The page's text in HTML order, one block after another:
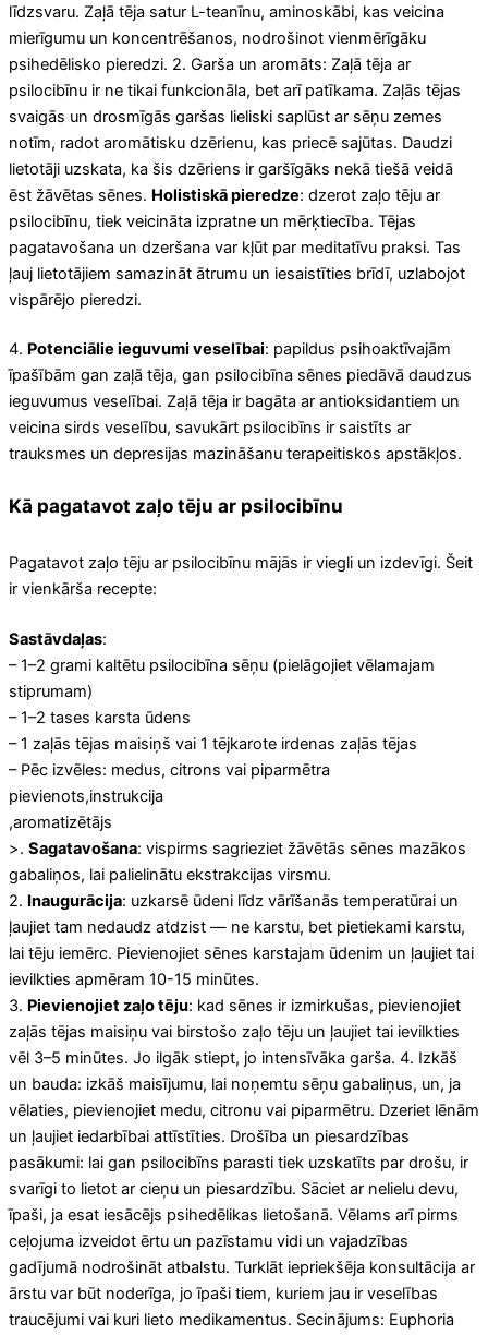
līdzsvaru. Zaļā tēja satur L-teanīnu, aminoskābi, kas veicina
mierīgumu un koncentrēšanos, nodrošinot vienmērīgāku
psihedēlisko pieredzi. 2. Garša un aromāts: Zaļā tēja ar
psilocibīnu ir ne tikai funkcionāla, bet arī patīkama. Zaļās tējas
svaigās un drosmīgās garšas lieliski saplūst ar sēņu zemes
notīm, radot aromātisku dzērienu, kas priecē sajūtas. Daudzi
lietotāji uzskata, ka šis dzēriens ir garšīgāks nekā tiešā veidā
ēst žāvētas sēnes. Holistiskā pieredze: dzerot zaļo tēju ar
psilocibīnu, tiek veicināta izpratne un mērķtiecība. Tējas
pagatavošana un dzeršana var kļūt par meditatīvu praksi. Tas
ļauj lietotājiem samazināt ātrumu un iesaistīties brīdī, uzlabojot
vispārējo pieredzi.
4. Potenciālie ieguvumi veselībai: papildus psihoaktīvajām
īpašībām gan zaļā tēja, gan psilocibīna sēnes piedāvā daudzus
ieguvumus veselībai. Zaļā tēja ir bagāta ar antioksidantiem un
veicina sirds veselību, savukārt psilocibīns ir saistīts ar
trauksmes un depresijas mazināšanu terapeitiskos apstākļos.
Kā pagatavot zaļo tēju ar psilocibīnu
Pagatavot zaļo tēju ar psilocibīnu mājās ir viegli un izdevīgi. Šeit
ir vienkārša recepte:
Sastāvdaļas:
– 1–2 grami kaltētu psilocibīna sēņu (pielāgojiet vēlamajam
stiprumam)
– 1–2 tases karsta ūdens
– 1 zaļās tējas maisiņš vai 1 tējkarote irdenas zaļās tējas
– Pēc izvēles: medus, citrons vai piparmētra
pievienots,instrukcija
,aromatizētājs
>. Sagatavošana: vispirms sagrieziet žāvētās sēnes mazākos
gabaliņos, lai palielinātu ekstrakcijas virsmu.
2. Inaugurācija: uzkarsē ūdeni līdz vārīšanās temperatūrai un
ļaujiet tam nedaudz atdzist — ne karstu, bet pietiekami karstu,
lai tēju iemērc. Pievienojiet sēnes karstajam ūdenim un ļaujiet tai
ievilkties apmēram 10-15 minūtes.
3. Pievienojiet zaļo tēju: kad sēnes ir izmirkušas, pievienojiet
zaļās tējas maisiņu vai birstošo zaļo tēju un ļaujiet tai ievilkties
vēl 3–5 minūtes. Jo ilgāk stiept, jo intensīvāka garša. 4. Izkāš
un bauda: izkāš maisījumu, lai noņemtu sēņu gabaliņus, un, ja
vēlaties, pievienojiet medu, citronu vai piparmētru. Dzeriet lēnām
un ļaujiet iedarbībai attīstīties. Drošība un piesardzības
pasākumi: lai gan psilocibīns parasti tiek uzskatīts par drošu, ir
svarīgi to lietot ar cieņu un piesardzību. Sāciet ar nelielu devu,
īpaši, ja esat iesācējs psihedēlikas lietošanā. Vēlams arī pirms
ceļojuma izveidot ērtu un pazīstamu vidi un vajadzības
gadījumā nodrošināt atbalstu. Turklāt iepriekšēja konsultācija ar
ārstu var būt noderīga, jo īpaši tiem, kuriem jau ir veselības
traucējumi vai kuri lieto medikamentus. Secinājums: Euphoria